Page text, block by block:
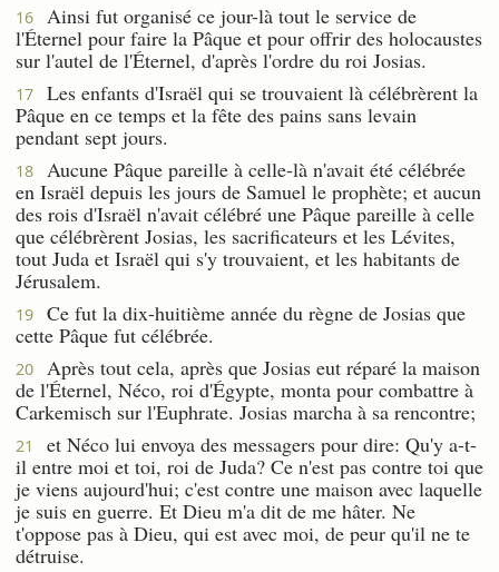
16
Ainsi fut organisé ce jour-là tout le service de
l'Éternel pour faire la Pâque et pour offrir des holocaustes
sur l'autel de l'Éternel, d'après l'ordre du roi Josias.
17
Les enfants d'Israël qui se trouvaient là célébrèrent la
Pâque en ce temps et la fête des pains sans levain
pendant sept jours.
18
Aucune Pâque pareille à celle-là n'avait été célébrée
en Israël depuis les jours de Samuel le prophète; et aucun
des rois d'Israël n'avait célébré une Pâque pareille à celle
que célébrèrent Josias, les sacrificateurs et les Lévites,
tout Juda et Israël qui s'y trouvaient, et les habitants de
Jérusalem.
19
Ce fut la dix-huitième année du règne de Josias que
cette Pâque fut célébrée.
20
Après tout cela, après que Josias eut réparé la maison
de l'Éternel, Néco, roi d'Égypte, monta pour combattre à
Carkemisch sur l'Euphrate. Josias marcha à sa rencontre;
21
et Néco lui envoya des messagers pour dire: Qu'y a-t-
il entre moi et toi, roi de Juda? Ce n'est pas contre toi que
je viens aujourd'hui; c'est contre une maison avec laquelle
je suis en guerre. Et Dieu m'a dit de me hâter. Ne
t'oppose pas à Dieu, qui est avec moi, de peur qu'il ne te
détruise.